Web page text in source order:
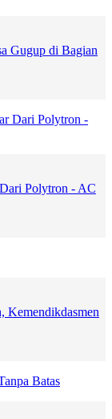
Gugup di Bagian
Polytron - AC
Kemendikdasmen